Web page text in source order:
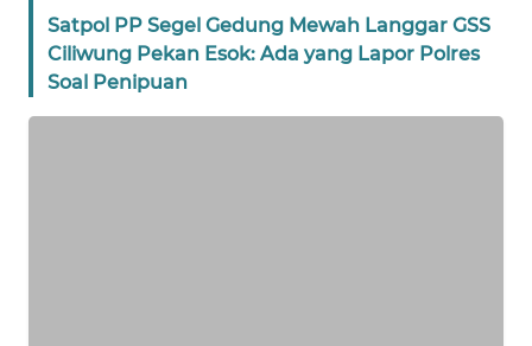
Satpol PP Segel Gedung Mewah Langgar GSS
Ciliwung Pekan Esok: Ada yang Lapor Polres
Soal Penipuan
WN
NTT
WN